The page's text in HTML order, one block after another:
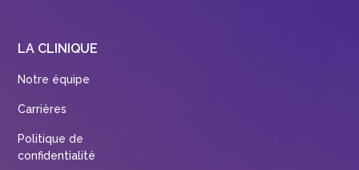
LA CLINIQUE
Notre équipe
Carrières
Politique de
confidentialité